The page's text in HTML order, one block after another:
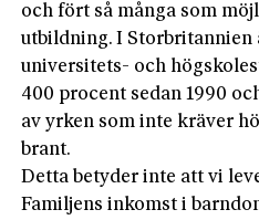
och fört så många som
utbildning. I Storbritannien
universitets- och
400 procent sedan 1990
av yrken som inte kräver
brant.
Detta betyder inte att vi
Familjens inkomst i